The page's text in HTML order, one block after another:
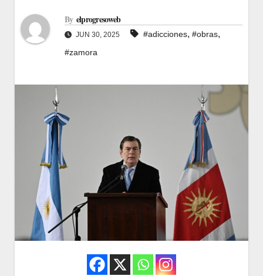
By elprogresoweb
JUN 30, 2025 #adicciones, #obras,
#zamora